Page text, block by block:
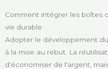
Comment intégrer les boîtes
vie durable
Adopter le développement
à la mise au rebut. La
d'économiser de l'argent,